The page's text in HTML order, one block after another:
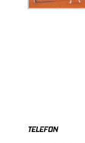
TELEFON